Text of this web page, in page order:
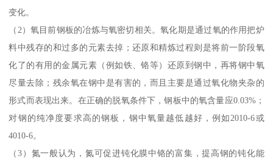
变化。
（2）氧目前钢板的冶炼与氧密切相关。氧化期是通过氧的作用把炉
料中残存的和过多的元素去掉；还原和精炼过程则是将前一阶段氧
化了的有用的金属元素（例如铁、铬等）还原到钢中，再将钢中氧
尽量去除；残余氧在钢中是有害的，而且主要是通过氧化物夹杂的
形式而表现出来。在正确的脱氧条件下，钢板中的氧含量应0.03%；
对钢的纯净度要求高的钢板，钢中氧量越低越好，例如2010-6或
4010-6。
（3）氮一般认为，氮可促进钝化膜中铬的富集，提高钢的钝化能